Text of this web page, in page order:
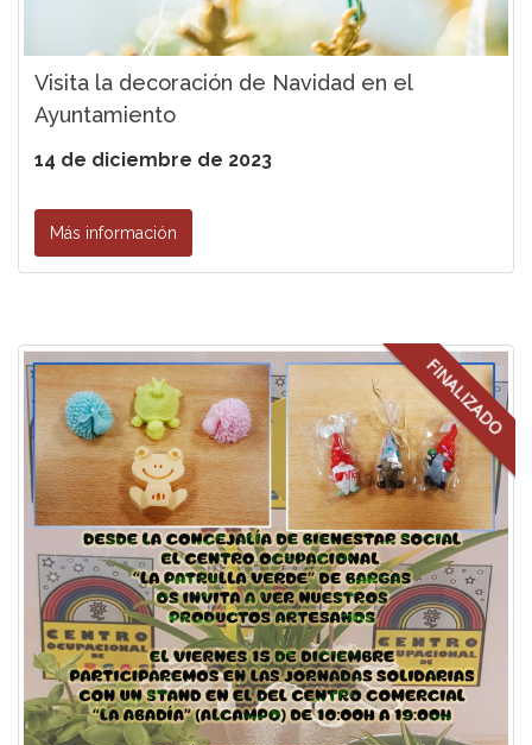
Visita la decoración de Navidad en el
Ayuntamiento
14 de diciembre de 2023
Más información
FINALIZADO